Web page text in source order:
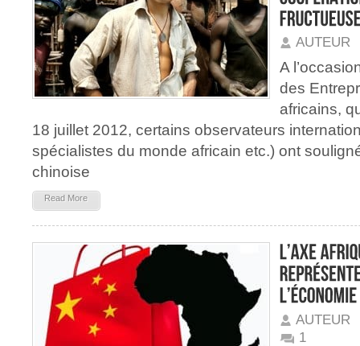
AUTEUR
A
des
africains,
18 juillet 2012, certains observateurs
spécialistes du monde africain etc.) ont
chinoise
Read More
AUTEUR
1